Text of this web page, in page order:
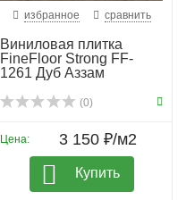
избранное сравнить
Виниловая плитка
FineFloor Strong FF-
1261 Дуб Аззам
(0)
Цена: 3 150 ₽/м2
Купить